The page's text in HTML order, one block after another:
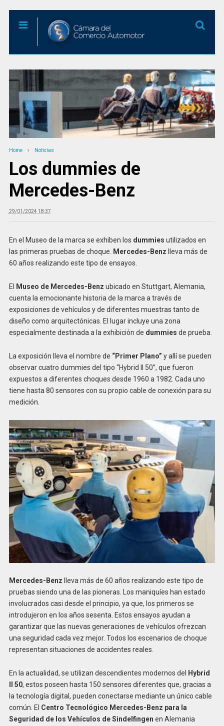
Home Noticias
Los dummies de
Mercedes-Benz
29/01/2024 18:37
En el Museo de la marca se exhiben los dummies utilizados en
las primeras pruebas de choque. Mercedes-Benz lleva más de
60 años realizando este tipo de ensayos.
El Museo de Mercedes-Benz ubicado en Stuttgart, Alemania,
cuenta la emocionante historia de la marca a través de
exposiciones de vehículos y de diferentes muestras tanto de
diseño como arquitectónicas. El lugar incluye una zona
especialmente destinada a la exhibición de dummies de prueba.
La exposición lleva el nombre de “Primer Plano” y allí se pueden
observar cuatro dummies del tipo “Hybrid II 50”, que fueron
expuestos a diferentes choques desde 1960 a 1982. Cada uno
tiene hasta 80 sensores con su propio cable de conexión para su
medición.
Mercedes-Benz lleva más de 60 años realizando este tipo de
pruebas siendo una de las pioneras. Los maniquíes han estado
involucrados casi desde el principio, ya que, los primeros se
introdujeron en los años sesenta. Estos ensayos ayudan a
garantizar que las nuevas generaciones de vehículos ofrezcan
una seguridad cada vez mejor. Todos los escenarios de choque
representan situaciones de accidentes reales.
En la actualidad, se utilizan descendientes modernos del
Hybrid
II 50, estos poseen hasta 150 sensores diferentes que, gracias a
la tecnología digital, pueden conectarse mediante un único cable
común. El Centro Tecnológico Mercedes-Benz para la
Seguridad de los Vehículos de Sindelfingen en Alemania